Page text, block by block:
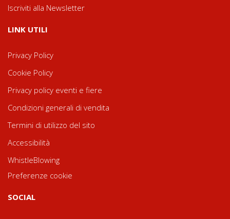
Iscriviti alla Newsletter
LINK UTILI
Privacy Policy
Cookie Policy
Privacy policy eventi e fiere
Condizioni generali di vendita
Termini di utilizzo del sito
Accessibilità
WhistleBlowing
Preferenze cookie
SOCIAL